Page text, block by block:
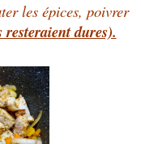
les épices, poivrer
dures).